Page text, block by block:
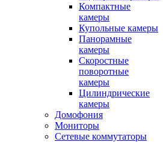
Компактные
камеры
Купольные камеры
Панорамные
камеры
Скоростные
поворотные
камеры
Цилиндрические
камеры
Домофония
Мониторы
Сетевые коммутаторы